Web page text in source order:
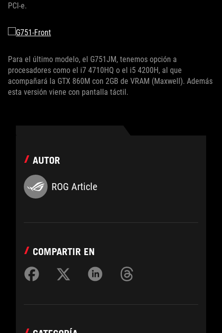
PCI-e.
Para el último modelo, el G751JM, tenemos opción a
procesadores como el i7 4710HQ o el i5 4200H, al que
acompañará la GTX 860M con 2GB de VRAM (Maxwell). Además
esta versión viene con pantalla táctil.
AUTOR
ROG Article
COMPARTIR EN